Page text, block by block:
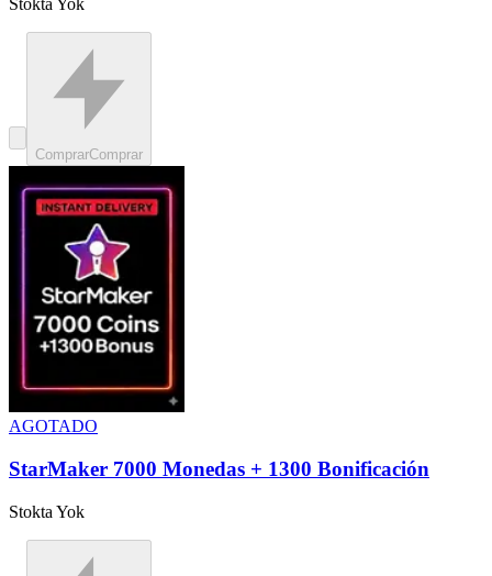
Stokta Yok
ComprarComprar
AGOTADO
StarMaker 7000 Monedas + 1300 Bonificación
Stokta Yok